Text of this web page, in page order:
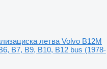
летва Volvo B12M
B7, B9, B10, B12 bus (1978-